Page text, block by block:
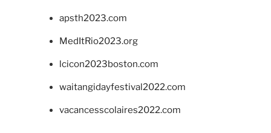
apsth2023.com
MedItRio2023.org
lcicon2023boston.com
waitangidayfestival2022.com
vacancesscolaires2022.com